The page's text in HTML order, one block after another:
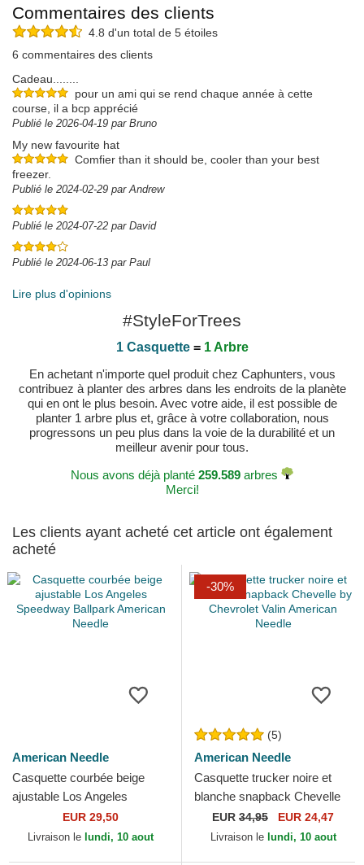
Commentaires des clients
4.8 d'un total de 5 étoiles
6 commentaires des clients
Cadeau........
pour un ami qui se rend chaque année à cette
course, il a bcp apprécié
Publié le 2026-04-19 par Bruno
My new favourite hat
Comfier than it should be, cooler than your best
freezer.
Publié le 2024-02-29 par Andrew
Publié le 2024-07-22 par David
Publié le 2024-06-13 par Paul
Lire plus d'opinions
#StyleForTrees
1 Casquette= 1 Arbre
En achetant n'importe quel produit chez Caphunters, vous
contribuez à planter des arbres dans les endroits de la planète
qui en ont le plus besoin. Avec votre aide, il est possible de
planter 1 arbre plus et, grâce à votre collaboration, nous
progressons un peu plus dans la voie de la durabilité et un
meilleur avenir pour tous.
Nous avons déjà planté 259.589 arbres
Merci!
Les clients ayant acheté cet article ont également
acheté
American Needle
Casquette courbée beige
ajustable Los Angeles
Speedway Ballpark American
Needle
EUR 29,50
Livraison le lundi, 10 aout
-30%
(5)
American Needle
Casquette trucker noire et
blanche snapback Chevelle
by Chevrolet Valin American
Needle
EUR 34,95 EUR 24,47
Livraison le lundi, 10 aout